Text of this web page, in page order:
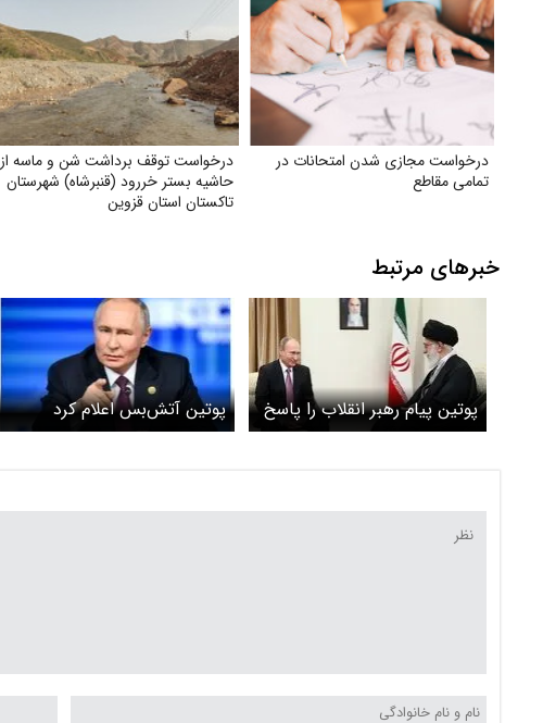
درخواست مجازی شدن امتحانات در
تمامی مقاطع
درخواست توقف برداشت شن و ماسه از
حاشیه بستر خر‌رود (قنبرشاه) شهرستان
تاکستان استان قزوین
خبرهای مرتبط
پوتین پیام رهبر انقلاب را پاسخ
داد
پوتین آتش‌بس اعلام کرد